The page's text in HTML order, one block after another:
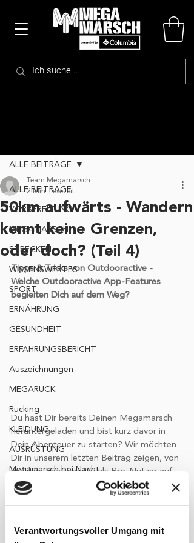
Verantwortungsvoller Umgang mit
ALLE BEITRÄGE
VORBEREITUNG
MEGAMARSCH
STRECKEN
WISSENSWERTES
SPORT
ERNÄHRUNG
GESUNDHEIT
ERFAHRUNGSBERICHT
Auszeichnungen
MEGARUCK
Rucking
KLEIDUNG
AUSRÜSTUNG
Megamarsch bei Nacht
Nachtwanderung
#wgwsommerspezial
ALLE BEITRÄGE
50km aufwärts - Wandern
kennt keine Grenzen,
oder doch? (Teil 4)
Team Megamarsch
2 Min. Lesezeit
Tipps & Tricks von Outdooractive -
Welche Outdooractive App-Features
begleiten Dich auf dem Weg?
Du hast Dir bereits Deinen Megamarsch
heruntergeladen und bist kurz davor in
Dein Abenteuer zu starten? Wir möchten
Dir in unserem letzten Beitrag zeigen, von
welchen Features Du als Pro-Nutzer auf
Deinem Marsch profitieren wirst.
Gelände, Wegbeschaffenheit und
Höhenmeter – alle Details, die für Deinen